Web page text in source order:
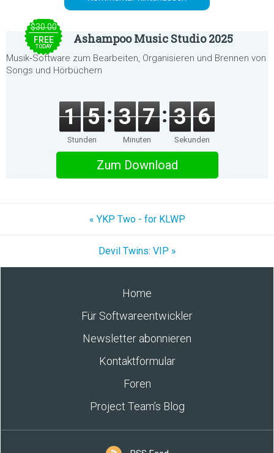
$30.00
FREE
TODAY
Ashampoo Music Studio 2025
Musik‑Software zum Bearbeiten, Organisieren und Brennen von
Songs und Hörbüchern
1 5
Stunden
3 7
Minuten
3 6
Sekunden
Zum Download
« YKP Two - for KLWP
Devil Twins: VIP »
Home
Für Softwareentwickler
Newsletter abonnieren
Kontaktformular
Foren
Project Team’s Blog